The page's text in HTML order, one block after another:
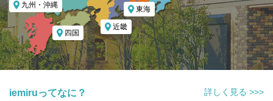
東海
近畿
四国
九州・沖縄
iemiruってなに？ 詳しく見る >>>